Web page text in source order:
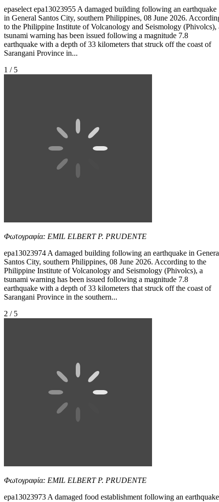
epaselect epa13023955 A damaged building following an earthquake
in General Santos City, southern Philippines, 08 June 2026.
to the Philippine Institute of Volcanology and Seismology (Phivolcs),
tsunami warning has been issued following a magnitude 7.8
earthquake with a depth of 33 kilometers that struck off the coast of
Sarangani Province in...
1 / 5
Φωτογραφία: EMIL ELBERT P. PRUDENTE
epa13023974 A damaged building following an earthquake in
Santos City, southern Philippines, 08 June 2026. According to the
Philippine Institute of Volcanology and Seismology (Phivolcs), a
tsunami warning has been issued following a magnitude 7.8
earthquake with a depth of 33 kilometers that struck off the coast of
Sarangani Province in the southern...
2 / 5
Φωτογραφία: EMIL ELBERT P. PRUDENTE
epa13023973 A damaged food establishment following an earthquake